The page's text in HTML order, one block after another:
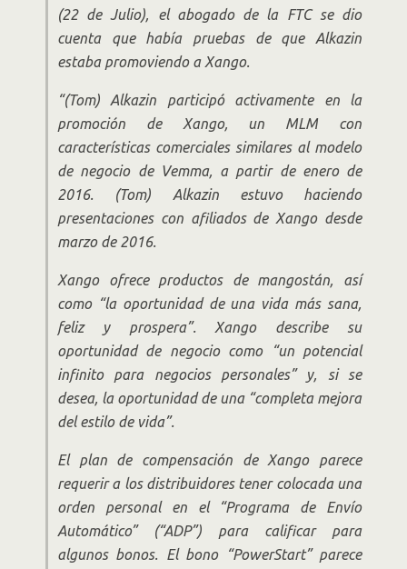
(22 de Julio), el abogado de la FTC se dio
cuenta que había pruebas de que Alkazin
estaba promoviendo a Xango.
“(Tom) Alkazin participó activamente en la
promoción de Xango, un MLM con
características comerciales similares al modelo
de negocio de Vemma, a partir de enero de
2016. (Tom) Alkazin estuvo haciendo
presentaciones con afiliados de Xango desde
marzo de 2016.
Xango ofrece productos de mangostán, así
como “la oportunidad de una vida más sana,
feliz y prospera”. Xango describe su
oportunidad de negocio como “un potencial
infinito para negocios personales” y, si se
desea, la oportunidad de una “completa mejora
del estilo de vida”.
El plan de compensación de Xango parece
requerir a los distribuidores tener colocada una
orden personal en el “Programa de Envío
Automático” (“ADP”) para calificar para
algunos bonos. El bono “PowerStart” parece